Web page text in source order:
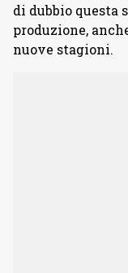
di dubbio questa
produzione,
nuove stagioni.